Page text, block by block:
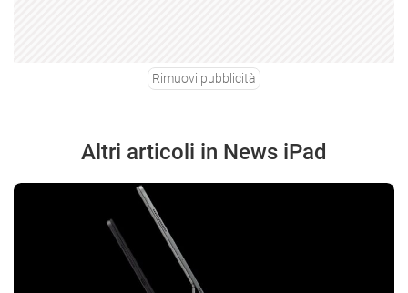
Rimuovi pubblicità
Altri articoli in News iPad